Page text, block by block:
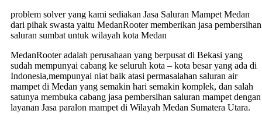
problem solver yang kami sediakan Jasa Saluran Mampet Medan
dari pihak swasta yaitu MedanRooter memberikan jasa pembersihan
saluran sumbat untuk wilayah kota Medan
MedanRooter adalah perusahaan yang berpusat di Bekasi yang
sudah mempunyai cabang ke seluruh kota – kota besar yang ada di
Indonesia,mempunyai niat baik atasi permasalahan saluran air
mampet di Medan yang semakin hari semakin komplek, dan salah
satunya membuka cabang jasa pembersihan saluran mampet dengan
layanan Jasa paralon mampet di Wilayah Medan Sumatera Utara.